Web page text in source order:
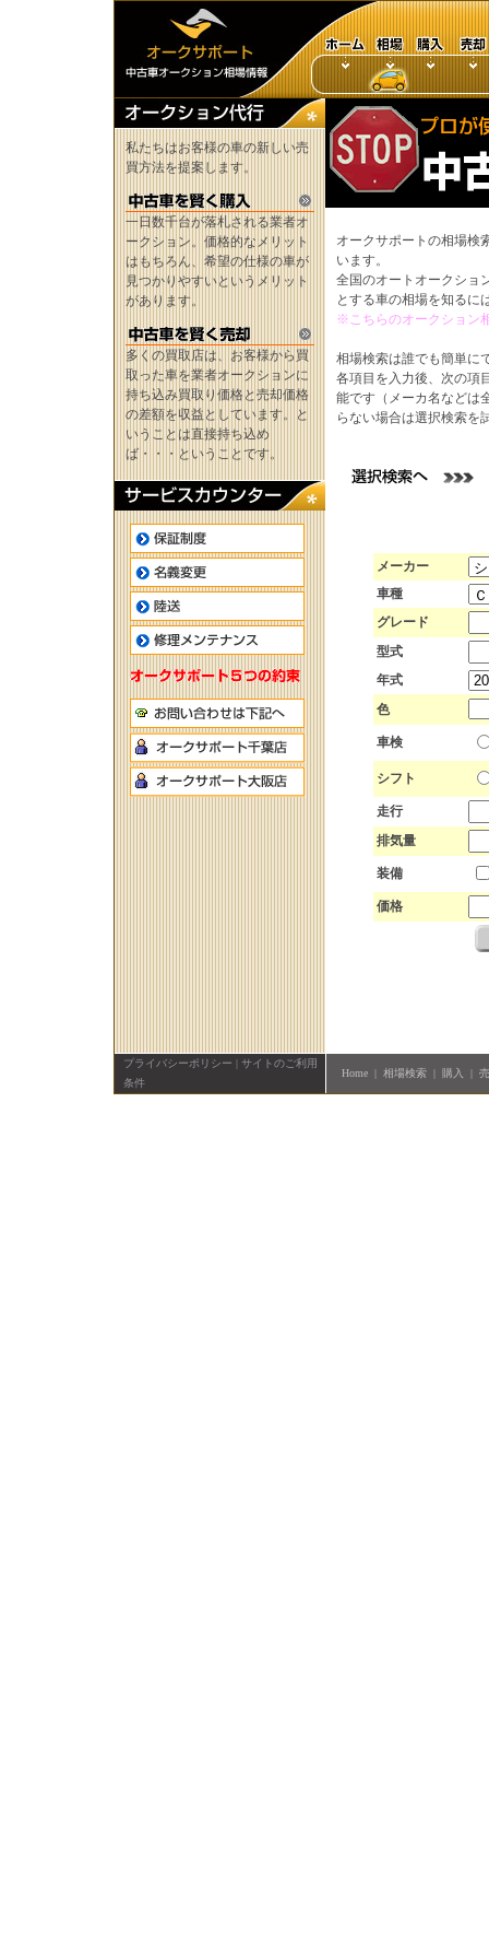
私たちはお客様の車の新しい売
買方法を提案します。
一日数千台が落札される業者オ
ークション。価格的なメリット
はもちろん、希望の仕様の車が
見つかりやすいというメリット
があります。
多くの買取店は、お客様から買
取った車を業者オークションに
持ち込み買取り価格と売却価格
の差額を収益としています。と
いうことは直接持ち込め
ば・・・ということです。
オークサポートの相場検
います。
全国のオートオークショ
とする車の相場を知るに
※こちらのオークション
相場検索は誰でも簡単に
各項目を入力後、次の項
能です（メーカ名などは
らない場合は選択検索を
メーカー
車種
グレード
型式
年式
色
車検
シフト
走行
排気量
装備
価格
プライバシーポリシー | サイトのご利用
条件
Home| 相場検索| 購入 |